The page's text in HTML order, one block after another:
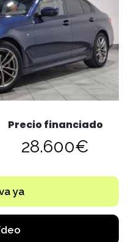
Precio financiado
28.600€
ya